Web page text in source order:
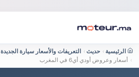
الرئيسية › حديث › التعريفات والأسعار سيارة الجديدة
›
أسعار وعروض أودي أي6 في المغرب